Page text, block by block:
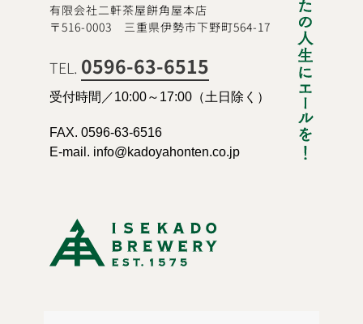
有限会社二軒茶屋餅角屋本店
〒516-0003 三重県伊勢市下野町564-17
TEL. 0596-63-6515
受付時間／10:00～17:00（土日除く）
FAX. 0596-63-6516
E-mail. info@kadoyahonten.co.jp